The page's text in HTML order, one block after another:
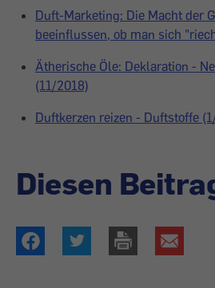
Duft-Marketing: Die Macht der
beeinflussen, ob man sich
Ätherische Öle: Deklaration -
(11/2018)
Duftkerzen reizen - Duftstoffe
Diesen